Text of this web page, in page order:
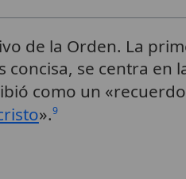
de la Orden. La
concisa, se centra en
como un
».9